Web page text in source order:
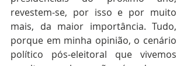
revestem-se, por isso e por muito
mais, da maior importância. Tudo,
porque em minha opinião, o cenário
político pós-eleitoral que vivemos